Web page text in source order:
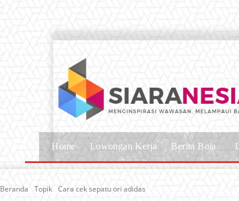
Home Lowongan Kerja Berita Bola
Beranda Topik Cara cek sepatu ori adidas